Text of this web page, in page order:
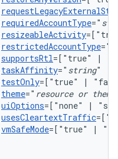
requiredAccountType="
resizeableActivity
restrictedAccountType="
supportsRtl=["true"
|
taskAffinity=" string
testOnly=["true"
|
theme=" resource or theme
uiOptions=["none"
|
usesCleartextTraffic
vmSafeMode=["true" |